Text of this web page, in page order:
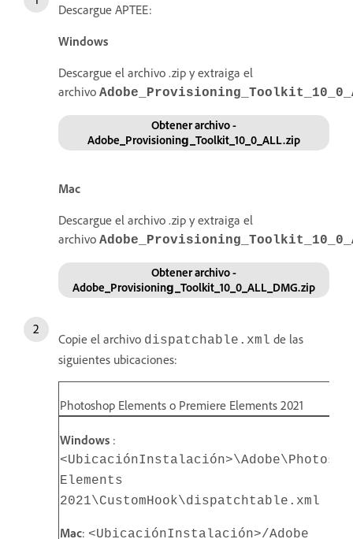
Descargue APTEE:
Windows
Descargue el archivo .zip y extraiga el
archivo
Obtener archivo -
Adobe_Provisioning_Toolkit_10_0_ALL.zip
Mac
Descargue el archivo .zip y extraiga el
archivo
Obtener archivo -
Adobe_Provisioning_Toolkit_10_0_ALL_DMG.zip
Copie el archivo dispatchable.xml de las
siguientes ubicaciones:
Photoshop Elements o Premiere Elements 2021
Windows :
Elements
2021\CustomHook\dispatchtable.xml
Mac: <UbicaciónInstalación>/Adobe